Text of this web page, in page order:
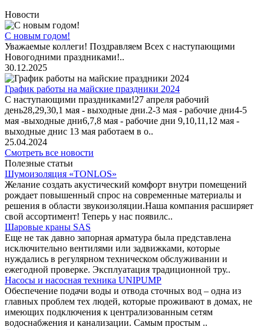
Новости
С новым годом!
Уважаемые коллеги! Поздравляем Всех с наступающими
Новогодними праздниками!..
30.12.2025
График работы на майские праздники 2024
С наступающими праздниками!27 апреля рабочий
день28,29,30,1 мая - выходные дни.2-3 мая - рабочие дни4-5
мая -выходные дни6,7,8 мая - рабочие дни 9,10,11,12 мая -
выходные днис 13 мая работаем в о..
25.04.2024
Смотреть все новости
Полезные статьи
Шумоизоляция «TONLOS»
Желание создать акустический комфорт внутри помещений
рождает повышенный спрос на современные материалы и
решения в области звукоизоляции.Наша компания расширяет
свой ассортимент! Теперь у нас появилс..
Шаровые краны SAS
Еще не так давно запорная арматура была представлена
исключительно вентилями или задвижками, которые
нуждались в регулярном техническом обслуживании и
ежегодной проверке. Эксплуатация традиционной тру..
Насосы и насосная техника UNIPUMP
Обеспечение подачи воды и отвода сточных вод – одна из
главных проблем тех людей, которые проживают в домах, не
имеющих подключения к централизованным сетям
водоснабжения и канализации. Самым простым ..